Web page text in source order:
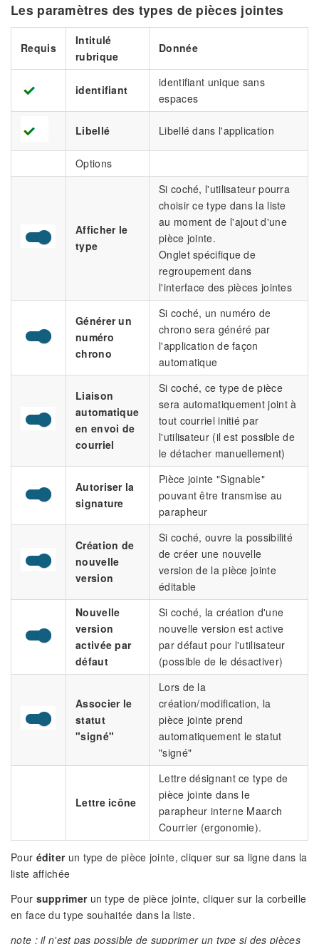
Les paramètres des types de pièces jointes
Requis
Intitulé
rubrique
Donnée
identifiant
identifiant unique sans
espaces
Libellé Libellé dans l'application
Options
Afficher le
type
Si coché, l'utilisateur pourra
choisir ce type dans la liste
au moment de l'ajout d'une
pièce jointe.
Onglet spécifique de
regroupement dans
l'interface des pièces jointes
Générer un
numéro
chrono
Si coché, un numéro de
chrono sera généré par
l'application de façon
automatique
Liaison
automatique
en envoi de
courriel
Si coché, ce type de pièce
sera automatiquement joint à
tout courriel initié par
l'utilisateur (il est possible de
le détacher manuellement)
Autoriser la
signature
Pièce jointe "Signable"
pouvant être transmise au
parapheur
Création de
nouvelle
version
Si coché, ouvre la possibilité
de créer une nouvelle
version de la pièce jointe
éditable
Nouvelle
version
activée par
défaut
Si coché, la création d'une
nouvelle version est active
par défaut pour l'utilisateur
(possible de le désactiver)
Associer le
statut
"signé"
Lors de la
création/modification, la
pièce jointe prend
automatiquement le statut
"signé"
Lettre icône
Lettre désignant ce type de
pièce jointe dans le
parapheur interne Maarch
Courrier (ergonomie).
Pour éditerun type de pièce jointe, cliquer sur sa ligne dans la
liste affichée
Pour supprimerun type de pièce jointe, cliquer sur la corbeille
en face du type souhaitée dans la liste.
note : il n'est pas possible de supprimer un type si des pièces